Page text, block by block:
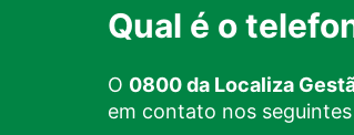
Qual é o
O 0800 da Localiza
em contato nos